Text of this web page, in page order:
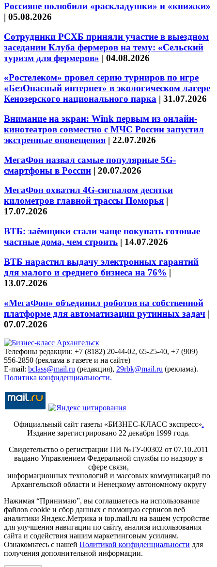
Россияне полюбили «раскладушки» и «книжки»
| 05.08.2026
Сотрудники РСХБ приняли участие в выездном
заседании Клуба фермеров на тему: «Сельский
туризм для фермеров» | 04.08.2026
«Ростелеком» провел серию турниров по игре
«БезОпасный интернет» в экологическом лагере
Кенозерского национального парка | 31.07.2026
Внимание на экран: Wink первым из онлайн-
кинотеатров совместно с МЧС России запустил
экстренные оповещения | 22.07.2026
МегаФон назвал самые популярные 5G-
смартфоны в России | 20.07.2026
МегаФон охватил 4G-сигналом десятки
километров главной трассы Поморья |
17.07.2026
ВТБ: заёмщики стали чаще покупать готовые
частные дома, чем строить | 14.07.2026
ВТБ нарастил выдачу электронных гарантий
для малого и среднего бизнеса на 76% |
13.07.2026
«МегаФон» объединил роботов на собственной
платформе для автоматизации рутинных задач |
07.07.2026
Телефоны редакции: +7 (8182) 20-44-02, 65-25-40, +7 (909)
556-2850 (реклама в газете и на сайте)
E-mail: bclass@mail.ru (редакция), 29rbk@mail.ru (реклама).
Политика конфиденциальности.
Официальный сайт газеты «БИЗНЕС-КЛАСС экспресс».
Издание зарегистрировано 22 декабря 1999 года.
Свидетельство о регистрации ПИ №ТУ-00302 от 07.10.2011
выдано Управлением Федеральной службы по надзору в
сфере связи,
информационных технологий и массовых коммуникаций по
Архангельской области и Ненецкому автономному округу
Нажимая “Принимаю”, вы соглашаетесь на использование
файлов cookie и сбор данных с помощью сервисов веб
аналитики Яндекс.Метрика и top.mail.ru на вашем устройстве
для улучшения навигации по сайту, анализа использования
сайта и содействия нашим маркетинговым усилиям.
Ознакомьтесь с нашей Политикой конфиденциальности для
получения дополнительной информации.